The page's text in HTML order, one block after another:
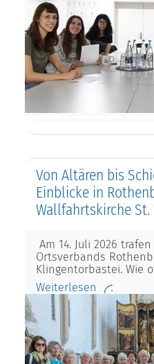
Von Altären bis
Einblicke in
Wallfahrtskirche St.
Am 14. Juli 2026
Ortsverbands
Klingentorbastei. Wie
Weiterlesen